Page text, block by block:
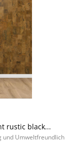
rustic black...
und Umweltfreundlich